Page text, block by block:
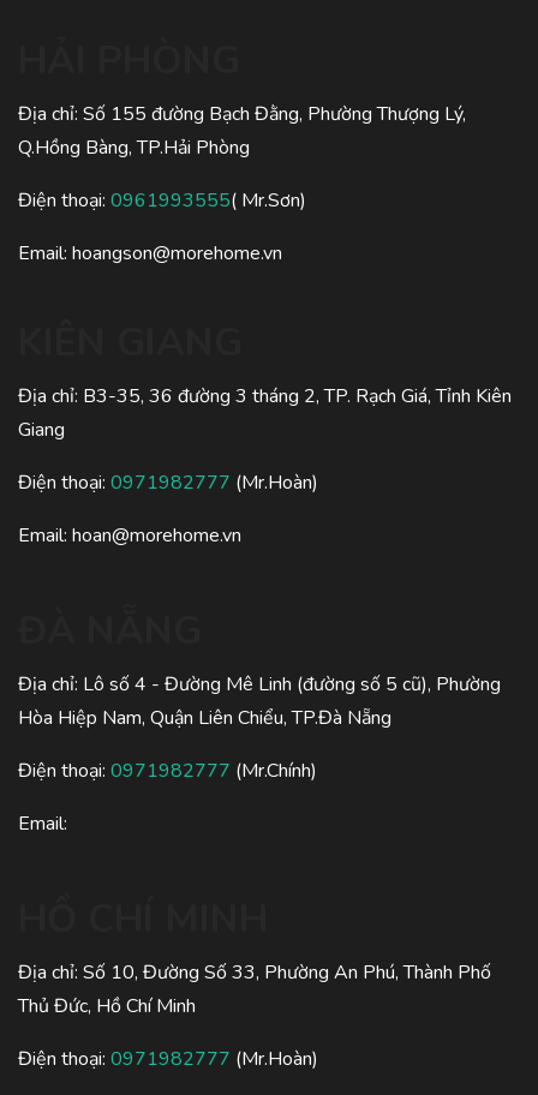
Địa chỉ: Số 155 đường Bạch Đằng, Phường Thượng Lý,
Q.Hồng Bàng, TP.Hải Phòng
Điện thoại: 0961993555( Mr.Sơn)
Email: hoangson@morehome.vn
Địa chỉ: B3-35, 36 đường 3 tháng 2, TP. Rạch Giá, Tỉnh Kiên
Giang
Điện thoại: 0971982777 (Mr.Hoàn)
Email: hoan@morehome.vn
Địa chỉ: Lô số 4 - Đường Mê Linh (đường số 5 cũ), Phường
Hòa Hiệp Nam, Quận Liên Chiểu, TP.Đà Nẵng
Điện thoại: 0971982777 (Mr.Chính)
Email:
Địa chỉ: Số 10, Đường Số 33, Phường An Phú, Thành Phố
Thủ Đức, Hồ Chí Minh
Điện thoại: 0971982777 (Mr.Hoàn)